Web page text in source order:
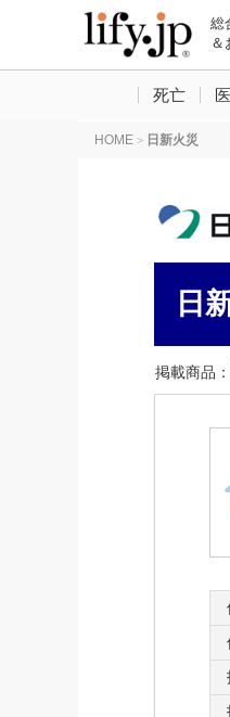
総
＆
死亡
HOME > 日新火災
日
掲載商品：